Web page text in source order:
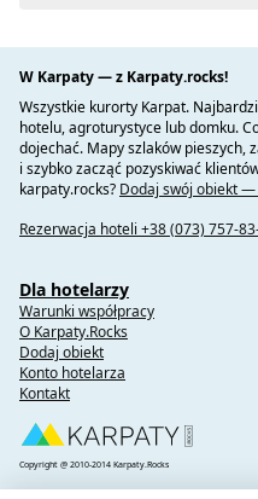
W Karpaty — z Karpaty.rocks!
Wszystkie kurorty Karpat.
hotelu, agroturystyce lub domku.
dojechać. Mapy szlaków pieszych,
i szybko zacząć pozyskiwać
karpaty.rocks? Dodaj swój obiekt —
Rezerwacja hoteli +38 (073) 757-
Dla hotelarzy
Warunki współpracy
O Karpaty.Rocks
Dodaj obiekt
Konto hotelarza
Kontakt
Copyright @ 2010-2014 Karpaty.Rocks